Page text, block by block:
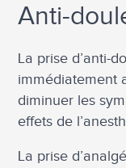
Anti-
La prise d’anti-
immédiatement
diminuer les
effets de
La prise